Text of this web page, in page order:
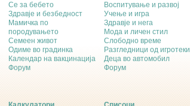
Се за бебето
Здравје и безбедност
Мамичка по
породувањето
Семеен живот
Одиме во градинка
Календар на вакцинација
Форум
Воспитување и развој
Учење и игра
Здравје и нега
Мода и личен стил
Слободно време
Разгледници од игротеки
Деца во автомобил
Форум